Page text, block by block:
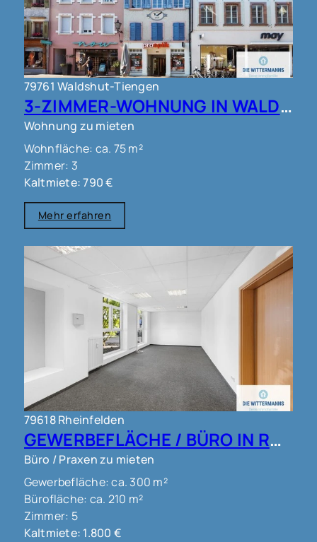
79761 Waldshut-Tiengen
3-ZIMMER-WOHNUNG IN WALDSHUT !!!
Wohnung zu mieten
Wohnfläche: ca. 75 m²
Zimmer: 3
Kaltmiete: 790 €
Mehr erfahren
79618 Rheinfelden
GEWERBEFLÄCHE / BÜRO IN RHEINFELDEN !!!
Büro / Praxen zu mieten
Gewerbefläche: ca. 300 m²
Bürofläche: ca. 210 m²
Zimmer: 5
Kaltmiete: 1.800 €